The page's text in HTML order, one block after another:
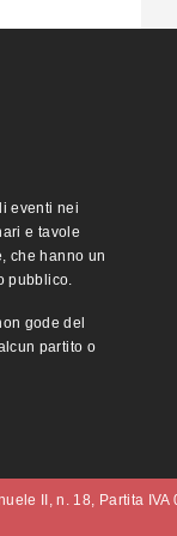
eventi nei
e tavole
che hanno un
pubblico.
gode del
partito o
II, n. 18, Partita IVA